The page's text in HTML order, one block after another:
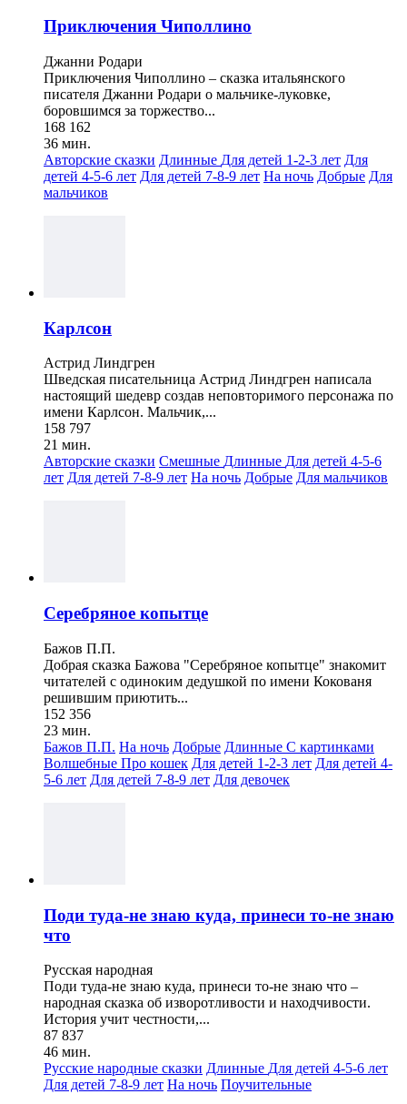
Приключения Чиполлино
Джанни Родари
Приключения Чиполлино – сказка итальянского
писателя Джанни Родари о мальчике-луковке,
боровшимся за торжество...
168 162
36 мин.
Авторские сказки Длинные Для детей 1-2-3 лет Для
детей 4-5-6 лет Для детей 7-8-9 лет На ночь Добрые Для
мальчиков
Карлсон
Астрид Линдгрен
Шведская писательница Астрид Линдгрен написала
настоящий шедевр создав неповторимого персонажа по
имени Карлсон. Мальчик,...
158 797
21 мин.
Авторские сказки Смешные Длинные Для детей 4-5-6
лет Для детей 7-8-9 лет На ночь Добрые Для мальчиков
Серебряное копытце
Бажов П.П.
Добрая сказка Бажова "Серебряное копытце" знакомит
читателей с одиноким дедушкой по имени Кокованя
решившим приютить...
152 356
23 мин.
Бажов П.П. На ночь Добрые Длинные С картинками
Волшебные Про кошек Для детей 1-2-3 лет Для детей 4-
5-6 лет Для детей 7-8-9 лет Для девочек
Поди туда-не знаю куда, принеси то-не знаю
что
Русская народная
Поди туда-не знаю куда, принеси то-не знаю что –
народная сказка об изворотливости и находчивости.
История учит честности,...
87 837
46 мин.
Русские народные сказки Длинные Для детей 4-5-6 лет
Для детей 7-8-9 лет На ночь Поучительные